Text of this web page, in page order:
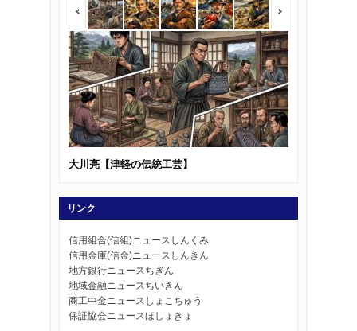
大川亮【津軽の伝統工芸】
リンク
信用組合(信組)ニュースしんくみ
信用金庫(信金)ニュースしんきん
地方銀行ニュースちぎん
地域金融ニュースちいきん
商工中金ニュースしょこちゅう
保証協会ニュースほしょきょ